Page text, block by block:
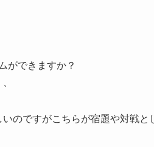
ができますか？
のですがこちらが宿題や対戦